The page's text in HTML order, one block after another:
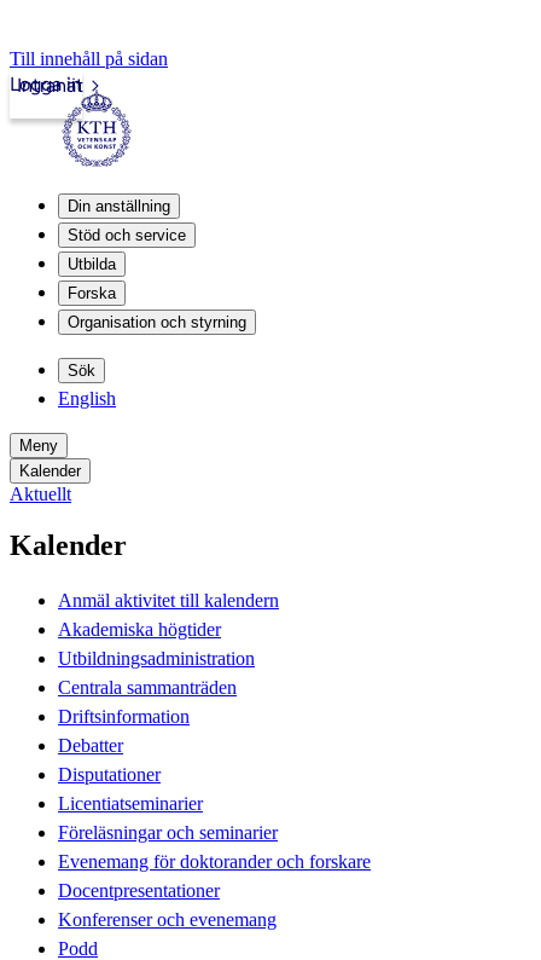
Till innehåll på sidan
Intranät
Logga in
Din anställning
Stöd och service
Utbilda
Forska
Organisation och styrning
Sök
English
Meny
Kalender
Aktuellt
Kalender
Anmäl aktivitet till kalendern
Akademiska högtider
Utbildningsadministration
Centrala sammanträden
Driftsinformation
Debatter
Disputationer
Licentiatseminarier
Föreläsningar och seminarier
Evenemang för doktorander och forskare
Docentpresentationer
Konferenser och evenemang
Podd